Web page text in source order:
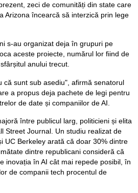
zeci de comunități din state care
Arizona încearcă să interzică prin lege
s-au organizat deja în grupuri pe
aceste proiecte, numărul lor fiind de
anului trecut.
că sunt sub asediu", afirmă senatorul
a propus deja pachete de legi pentru
de date și companiilor de AI.
între publicul larg, politicieni și elita
Street Journal. Un studiu realizat de
UC Berkeley arată că doar 30% dintre
dintre republicani consideră că
inovația în AI cât mai repede posibil, în
de companii tech procentul de